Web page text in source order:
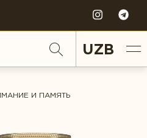
UZB
И ПАМЯТЬ